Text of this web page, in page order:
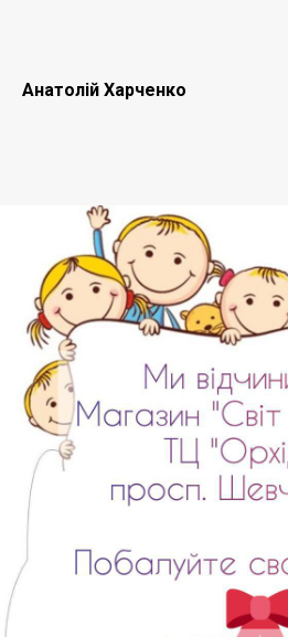
Анатолій Харченко